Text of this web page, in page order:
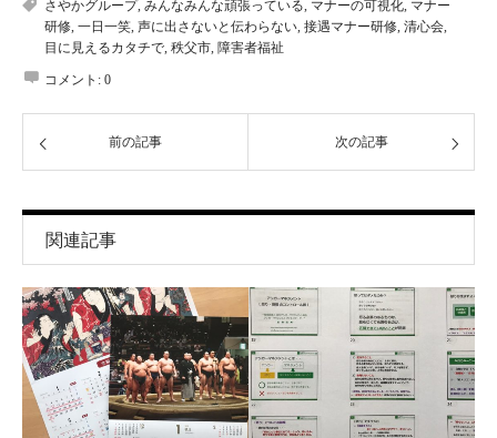
さやかグループ, みんなみんな頑張っている, マナーの可視化, マナー
研修, 一日一笑, 声に出さないと伝わらない, 接遇マナー研修, 清心会,
目に見えるカタチで, 秩父市, 障害者福祉
コメント: 0
前の記事 次の記事
関連記事